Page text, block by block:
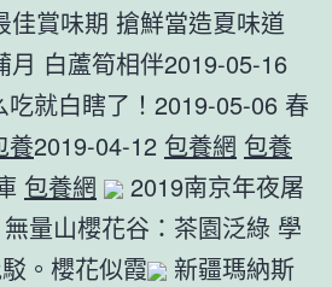
佳賞味期 搶鮮當造夏味道
月 白蘆筍相伴2019-05-16
就白瞎了！2019-05-06 春
養2019-04-12 包養網 包養
包養網
2019南京年夜屠
無量山櫻花谷：茶園泛綠 學
。櫻花似霞
新疆瑪納斯